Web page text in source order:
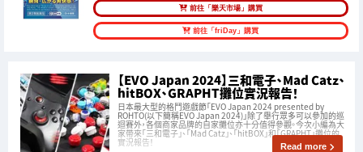
前往「樂天市場」購買
前往「friDay」購買
【EVO Japan 2024】三和電子、Mad Catz、
hitBOX、GRAPHT攤位實況報告！
日本最大型的格鬥遊戲節「EVO Japan 2024 presented by
ROHTO(以下簡稱EVO Japan 2024)」除了舉行眾多可以參加的巡
迴賽外，各個商家品牌的自家攤位亦十分值得參觀。今次小編為大
家帶來「三和電子」、「Mad Catz」、「hitBOX」和「GRAPHT」攤位的
實況報告！ Read more